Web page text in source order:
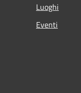
Luoghi
Eventi